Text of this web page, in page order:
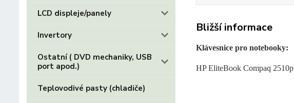
LCD displeje/panely
Invertory
Ostatní ( DVD mechaniky, USB
port apod.)
Teplovodivé pasty (chladiče)
Bližší informace
Klávesnice pro notebooky:
HP EliteBook Compaq 2510p